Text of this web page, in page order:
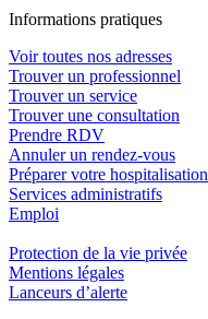
Informations pratiques
Voir toutes nos adresses
Trouver un professionnel
Trouver un service
Trouver une consultation
Prendre RDV
Annuler un rendez-vous
Préparer votre hospitalisation
Services administratifs
Emploi​
Protection de la vie privée
Mentions légales
Lanceurs d’alerte